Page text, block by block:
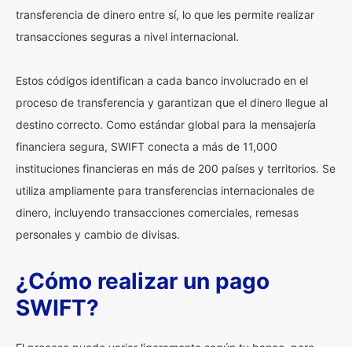
transferencia de dinero entre sí, lo que les permite realizar
transacciones seguras a nivel internacional.
Estos códigos identifican a cada banco involucrado en el
proceso de transferencia y garantizan que el dinero llegue al
destino correcto. Como estándar global para la mensajería
financiera segura, SWIFT conecta a más de 11,000
instituciones financieras en más de 200 países y territorios. Se
utiliza ampliamente para transferencias internacionales de
dinero, incluyendo transacciones comerciales, remesas
personales y cambio de divisas.
¿Cómo realizar un pago
SWIFT?